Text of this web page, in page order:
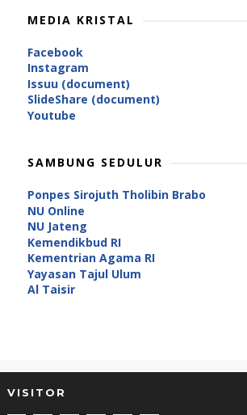
MEDIA KRISTAL
Facebook
Instagram
Issuu (document)
SlideShare (document)
Youtube
SAMBUNG SEDULUR
Ponpes Sirojuth Tholibin Brabo
NU Online
NU Jateng
Kemendikbud RI
Kementrian Agama RI
Yayasan Tajul Ulum
Al Taisir
VISITOR